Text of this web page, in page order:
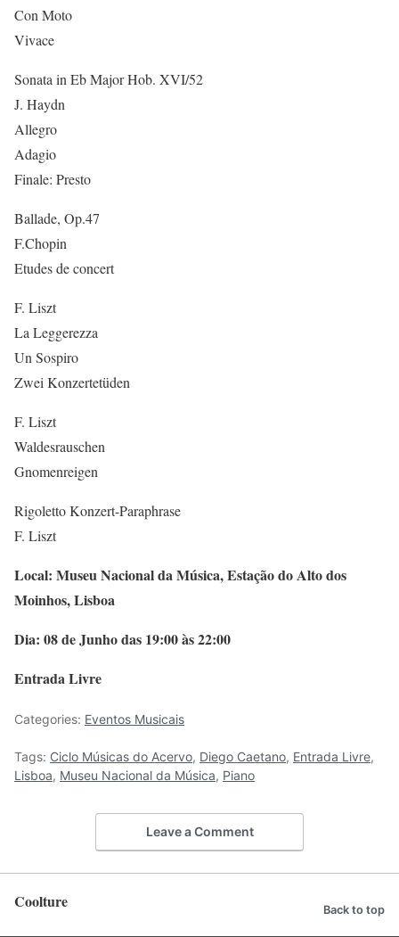
Con Moto
Vivace
Sonata in Eb Major Hob. XVI/52
J. Haydn
Allegro
Adagio
Finale: Presto
Ballade, Op.47
F.Chopin
Etudes de concert
F. Liszt
La Leggerezza
Un Sospiro
Zwei Konzertetüden
F. Liszt
Waldesrauschen
Gnomenreigen
Rigoletto Konzert-Paraphrase
F. Liszt
Local: Museu Nacional da Música, Estação do Alto dos
Moinhos, Lisboa
Dia: 08 de Junho das 19:00 às 22:00
Entrada Livre
Categories: Eventos Musicais
Tags: Ciclo Músicas do Acervo, Diego Caetano, Entrada Livre,
Lisboa, Museu Nacional da Música, Piano
Leave a Comment
Coolture Back to top